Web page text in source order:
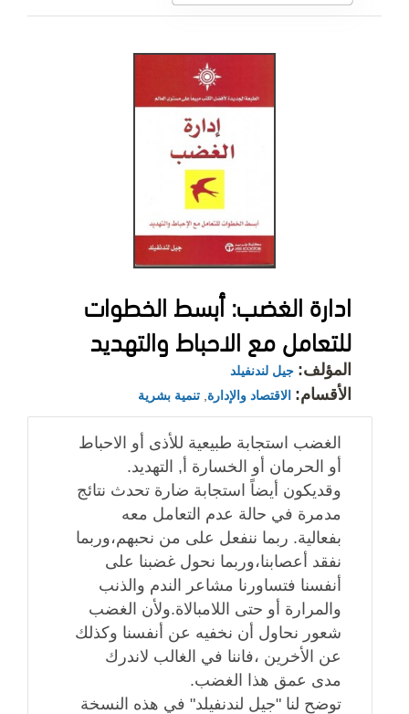
ادارة الغضب: أبسط الخطوات
للتعامل مع الاحباط والتهديد
المؤلف: جيل لندنفيلد
الأقسام: الاقتصاد والإدارة تنمية بشرية
الغضب استجابة طبيعية للأذى أو الاحباط
أو الحرمان أو الخسارة أ, التهديد.
وقديكون أيضاً استجابة ضارة تحدث نتائج
مدمرة في حالة عدم التعامل معه
بفعالية. ربما ننفعل على من نحبهم،وربما
نفقد أعصابنا،وربما نحول غضبنا على
أنفسنا فتساورنا مشاعر الندم والذنب
والمرارة أو حتى اللامبالاة.ولأن الغضب
شعور نحاول أن نخفيه عن أنفسنا وكذلك
عن الأخرين ،فاننا في الغالب لاندرك
مدى عمق هذا الغضب.
توضح لنا "جيل لندنفيلد" في هذه النسخة